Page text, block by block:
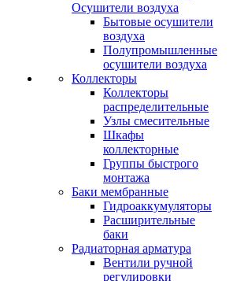
Осушители воздуха
Бытовые осушители
воздуха
Полупромышленные
осушители воздуха
Коллекторы
Коллекторы
распределительные
Узлы смесительные
Шкафы
коллекторные
Группы быстрого
монтажа
Баки мембранные
Гидроаккумуляторы
Расширительные
баки
Радиаторная арматура
Вентили ручной
регулировки